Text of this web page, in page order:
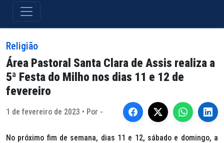
Religião
Área Pastoral Santa Clara de Assis realiza a
5ª Festa do Milho nos dias 11 e 12 de
fevereiro
1 de fevereiro de 2023 • Por -
No próximo fim de semana, dias 11 e 12, sábado e domingo, a